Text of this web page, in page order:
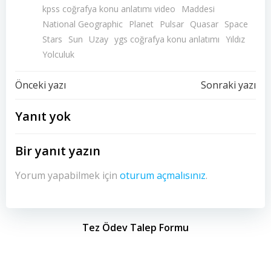
kpss coğrafya konu anlatımı video
Maddesi
National Geographic
Planet Pulsar Quasar Space
Stars
Sun Uzay ygs coğrafya konu anlatımı Yıldız
Yolculuk
Yazı
dolaşımı
Önceki yazı Sonraki yazı
Yanıt yok
Bir yanıt yazın
Yorum yapabilmek için oturum açmalısınız.
Tez Ödev Talep Formu